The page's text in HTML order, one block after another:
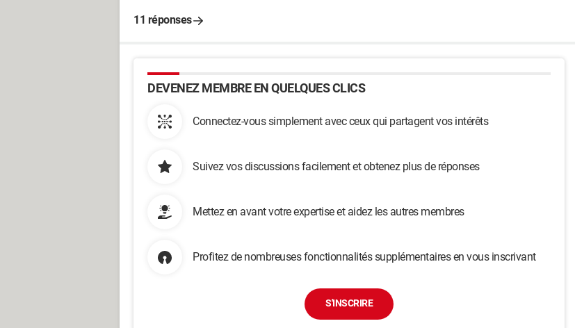
11 réponses
DEVENEZ MEMBRE EN QUELQUES CLICS
Connectez-vous simplement avec ceux qui partagent vos intérêts
Suivez vos discussions facilement et obtenez plus de réponses
Mettez en avant votre expertise et aidez les autres membres
Profitez de nombreuses fonctionnalités supplémentaires en vous inscrivant
S'INSCRIRE